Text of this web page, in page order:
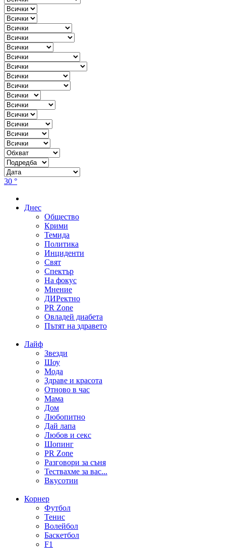
30 °
Днес
Общество
Крими
Темида
Политика
Инциденти
Свят
Спектър
На фокус
Мнение
ДИРектно
PR Zone
Овладей диабета
Пътят на здравето
Лайф
Звезди
Шоу
Мода
Здраве и красота
Отново в час
Мама
Дом
Любопитно
Дай лапа
Любов и секс
Шопинг
PR Zone
Разговори за съня
Тествахме за вас...
Вкусотии
Корнер
Футбол
Тенис
Волейбол
Баскетбол
F1